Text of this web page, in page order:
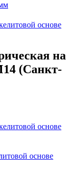
на
(Санкт-
основе